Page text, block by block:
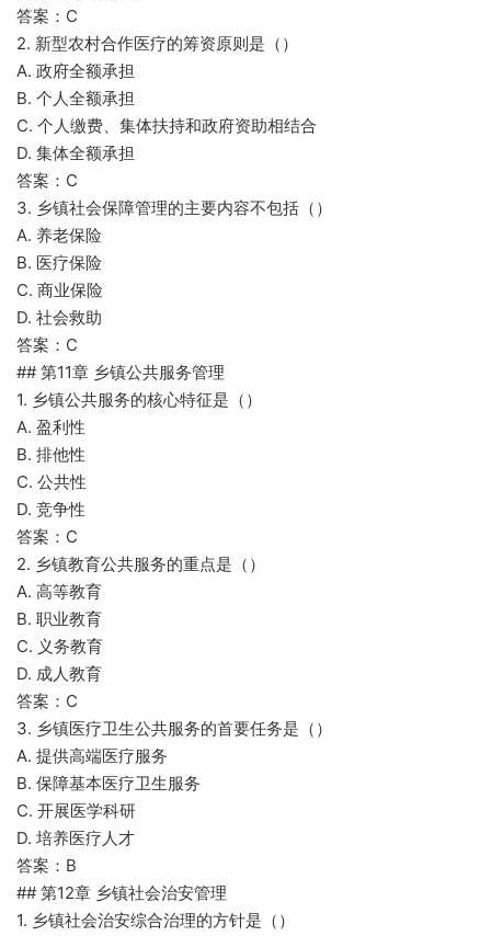
答案：C
2. 新型农村合作医疗的筹资原则是（）
A. 政府全额承担
B. 个人全额承担
C. 个人缴费、集体扶持和政府资助相结合
D. 集体全额承担
答案：C
3. 乡镇社会保障管理的主要内容不包括（）
A. 养老保险
B. 医疗保险
C. 商业保险
D. 社会救助
答案：C
## 第11章 乡镇公共服务管理
1. 乡镇公共服务的核心特征是（）
A. 盈利性
B. 排他性
C. 公共性
D. 竞争性
答案：C
2. 乡镇教育公共服务的重点是（）
A. 高等教育
B. 职业教育
C. 义务教育
D. 成人教育
答案：C
3. 乡镇医疗卫生公共服务的首要任务是（）
A. 提供高端医疗服务
B. 保障基本医疗卫生服务
C. 开展医学科研
D. 培养医疗人才
答案：B
## 第12章 乡镇社会治安管理
1. 乡镇社会治安综合治理的方针是（）